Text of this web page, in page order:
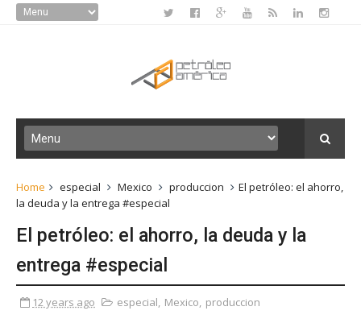
Home especial Mexico produccion
El petróleo: el ahorro,
la deuda y la entrega #especial
El petróleo: el ahorro, la deuda y la
entrega #especial
12 years ago especial, Mexico, produccion